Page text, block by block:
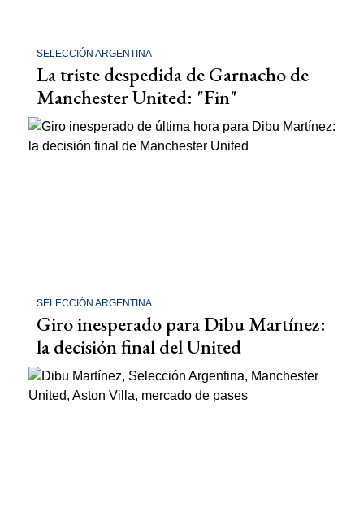
SELECCIÓN ARGENTINA
La triste despedida de Garnacho de
Manchester United: "Fin"
SELECCIÓN ARGENTINA
Giro inesperado para Dibu Martínez:
la decisión final del United